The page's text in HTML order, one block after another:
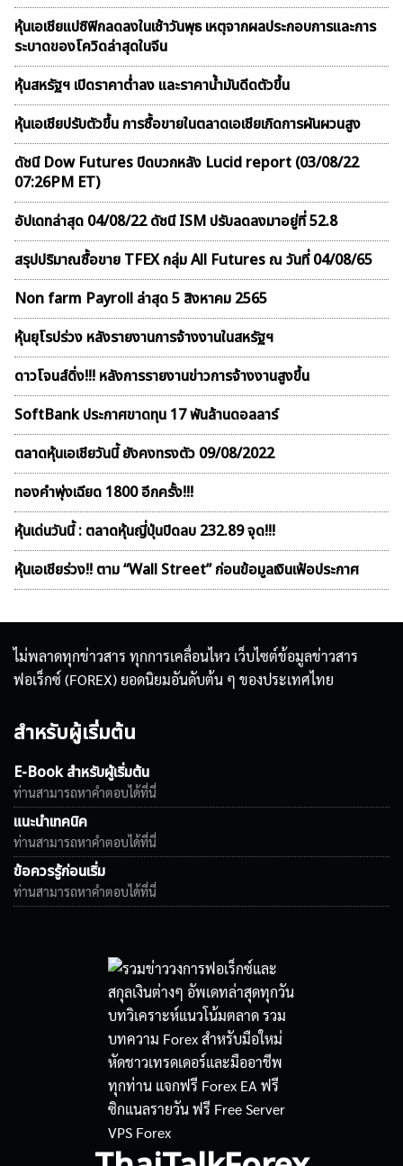
หุ้นเอเชียแปซิฟิกลดลงในเช้าวันพุธ เหตุจากผลประกอบการและการ
ระบาดของโควิดล่าสุดในจีน
หุ้นสหรัฐฯ เปิดราคาต่ำลง และราคาน้ำมันดีดตัวขึ้น
หุ้นเอเชียปรับตัวขึ้น การซื้อขายในตลาดเอเชียเกิดการผันผวนสูง
ดัชนี Dow Futures ปิดบวกหลัง Lucid report (03/08/22
07:26PM ET)
อัปเดทล่าสุด 04/08/22 ดัชนี ISM ปรับลดลงมาอยู่ที่ 52.8
สรุปปริมาณซื้อขาย TFEX กลุ่ม All Futures ณ วันที่ 04/08/65
Non farm Payroll ล่าสุด 5 สิงหาคม 2565
หุ้นยุโรปร่วง หลังรายงานการจ้างงานในสหรัฐฯ
ดาวโจนส์ดิ่ง!!! หลังการรายงานข่าวการจ้างงานสูงขึ้น
SoftBank ประกาศขาดทุน 17 พันล้านดอลลาร์
ตลาดหุ้นเอเชียวันนี้ ยังคงทรงตัว 09/08/2022
ทองคำพุ่งเฉียด 1800 อีกครั้ง!!!
หุ้นเด่นวันนี้ : ตลาดหุ้นญี่ปุ่นปิดลบ 232.89 จุด!!!
หุ้นเอเชียร่วง!! ตาม “Wall Street” ก่อนข้อมูลเงินเฟ้อประกาศ
ไม่พลาดทุกข่าวสาร ทุกการเคลื่อนไหว เว็บไซต์ข้อมูลข่าวสาร
ฟอเร็กซ์ (FOREX) ยอดนิยมอันดับต้น ๆ ของประเทศไทย
สำหรับผู้เริ่มต้น
E-Book สำหรับผู้เริ่มต้น
ท่านสามารถหาคำตอบได้ที่นี่
แนะนำเทคนิค
ท่านสามารถหาคำตอบได้ที่นี่
ข้อควรรู้ก่อนเริ่ม
ท่านสามารถหาคำตอบได้ที่นี่